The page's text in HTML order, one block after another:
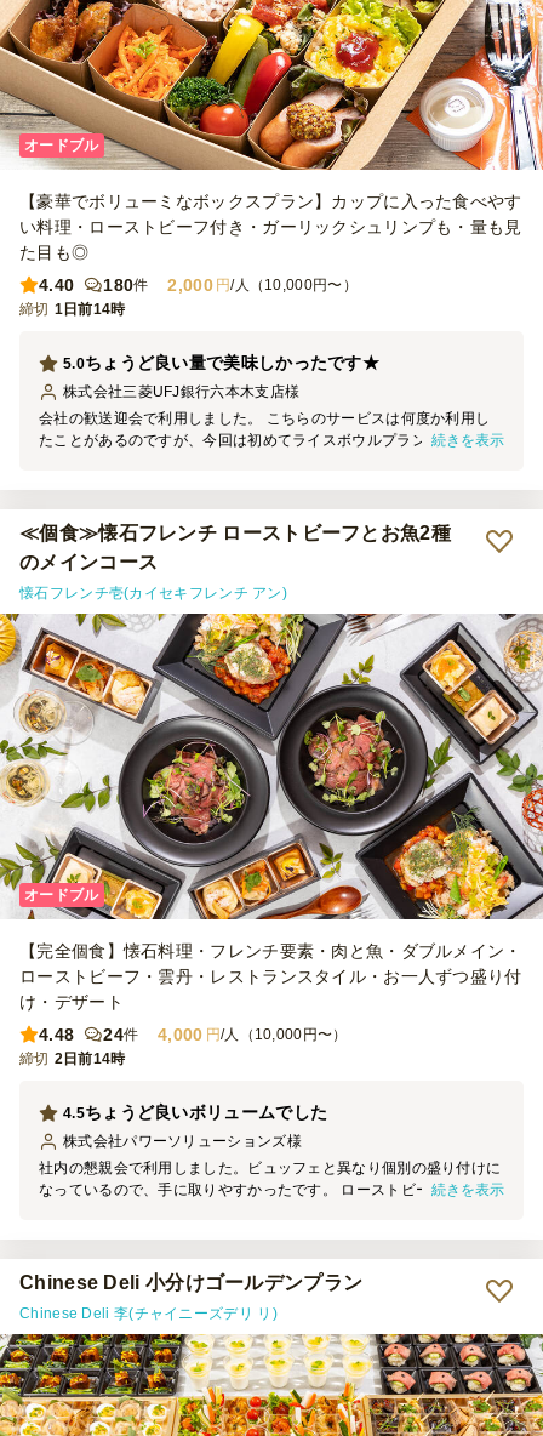
オードブル
【豪華でボリューミなボックスプラン】カップに入った食べやす
い料理・ローストビーフ付き・ガーリックシュリンプも・量も見
た目も◎
4.40
180件 2,000 円/人（10,000円〜）
締切 1日前14時
ちょうど良い量で美味しかったです★
5.0
株式会社三菱UFJ銀行六本木支店様
会社の歓送迎会で利用しました。 こちらのサービスは何度か利用し
たことがあるのですが、今回は初めてライスボウルプランを頼みまし
でした。
続きを表示
≪個食≫懐石フレンチ ローストビーフとお魚2種
のメインコース
懐石フレンチ壱(カイセキフレンチ アン)
オードブル
【完全個食】懐石料理・フレンチ要素・肉と魚・ダブルメイン・
ローストビーフ・雲丹・レストランスタイル・お一人ずつ盛り付
け・デザート
4.48
24件 4,000 円/人（10,000円〜）
締切 2日前14時
ちょうど良いボリュームでした
4.5
株式会社パワーソリューションズ様
社内の懇親会で利用しました。ビュッフェと異なり個別の盛り付けに
なっているので、手に取りやすかったです。 ローストビーフはとて
間いい匂いがふわーっと。いいお味でした。 また機会があればお願
いしたいと思います。 ありがとうございました。
続きを表示
Chinese Deli 小分けゴールデンプラン
Chinese Deli 李(チャイニーズデリ リ)